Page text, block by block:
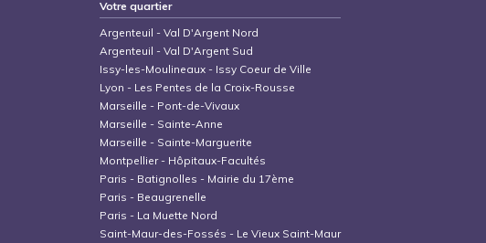
Votre quartier
Argenteuil -Val D'Argent Nord
Argenteuil -Val D'Argent Sud
Issy-les-Moulineaux - Issy Coeur de Ville
Lyon - Les Pentes de la Croix-Rousse
Marseille - Pont-de-Vivaux
Marseille - Sainte-Anne
Marseille - Sainte-Marguerite
Montpellier- Hôpitaux-Facultés
Paris - Batignolles - Mairie du 17ème
Paris - Beaugrenelle
Paris - La Muette Nord
Saint-Maur-des-Fossés - Le Vieux Saint-Maur